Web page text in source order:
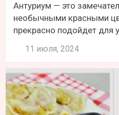
Антуриум — это
необычными красными
прекрасно подойдет для
11 июля, 2024